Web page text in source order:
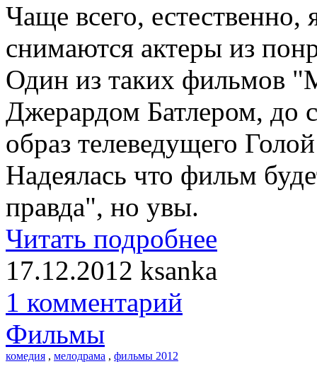
Чаще всего,
снимаются актеры из
Один из таких фильмов
Джерардом Батлером, до
образ телеведущего
Надеялась что фильм
правда", но увы.
Читать подробнее
17.12.2012 ksanka
1 комментарий
Фильмы
комедия , мелодрама , фильмы 2012